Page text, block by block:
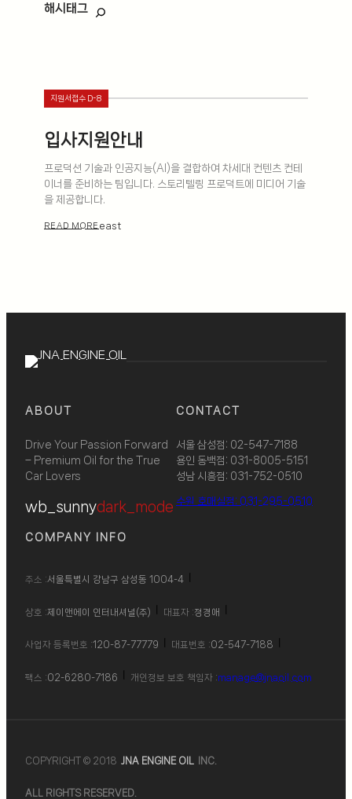
해시태그
지원서접수 D-8
입사지원안내
프로덕션 기술과 인공지능(AI)을 결합하여 차세대 컨텐츠 컨테
이너를 준비하는 팀입니다. 스토리텔링 프로덕트에 미디어 기술
을 제공합니다.
READ MORE east
ABOUT
Drive Your Passion Forward
– Premium Oil for the True
Car Lovers
wb_sunnydark_mode
CONTACT
서울 삼성점: 02-547-7188
용인 동백점: 031-8005-5151
성남 시흥점: 031-752-0510
수원 호매실점: 031-295-0510
COMPANY INFO
주소 :서울특별시 강남구 삼성동 1004-4
상호 :제이앤에이 인터내셔널(주) 대표자 :정경애
사업자 등록번호 :120-87-77779 대표번호 :02-547-7188
팩스 :02-6280-7186 개인정보 보호 책임자 :manage@jnaoil.com
COPYRIGHT © 2018 JNA ENGINE OIL INC.
ALL RIGHTS RESERVED.